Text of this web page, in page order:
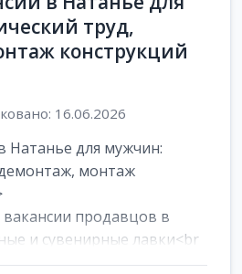
труд,
конструкций
16.06.2026
Натанье для мужчин:
монтаж
продавцов в
и сувенирные лавки<br